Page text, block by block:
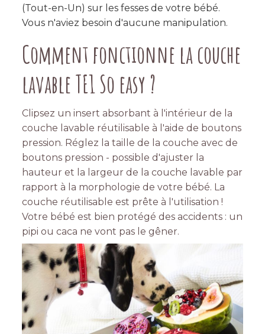
(Tout-en-Un) sur les fesses de votre bébé.
Vous n'aviez besoin d'aucune manipulation.
Comment fonctionne la couche
lavable TE1 So easy ?
Clipsez un insert absorbant à l'intérieur de la
couche lavable réutilisable à l'aide de boutons
pression. Réglez la taille de la couche avec de
boutons pression - possible d'ajuster la
hauteur et la largeur de la couche lavable par
rapport à la morphologie de votre bébé. La
couche réutilisable est prête à l'utilisation !
Votre bébé est bien protégé des accidents : un
pipi ou caca ne vont pas le gêner.